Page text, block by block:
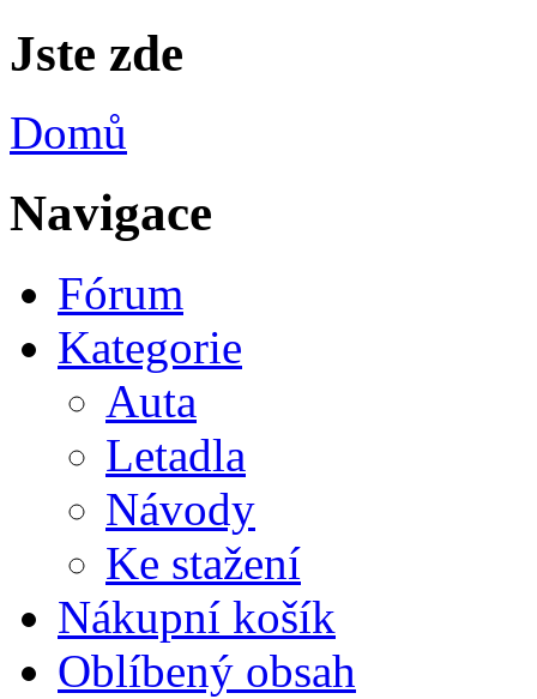
Jste zde
Domů
Navigace
Fórum
Kategorie
Auta
Letadla
Návody
Ke stažení
Nákupní košík
Oblíbený obsah